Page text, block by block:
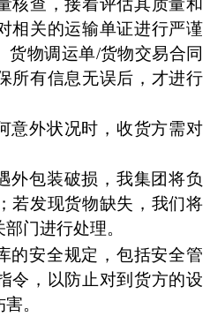
核查，接着评估其质量和
相关的运输单证进行严谨
货物调运单/货物交易合同
所有信息无误后，才进行
意外状况时，收货方需对
外包装破损，我集团将负
若发现货物缺失，我们将
门进行处理。
的安全规定，包括安全管
令，以防止对到货方的设
。